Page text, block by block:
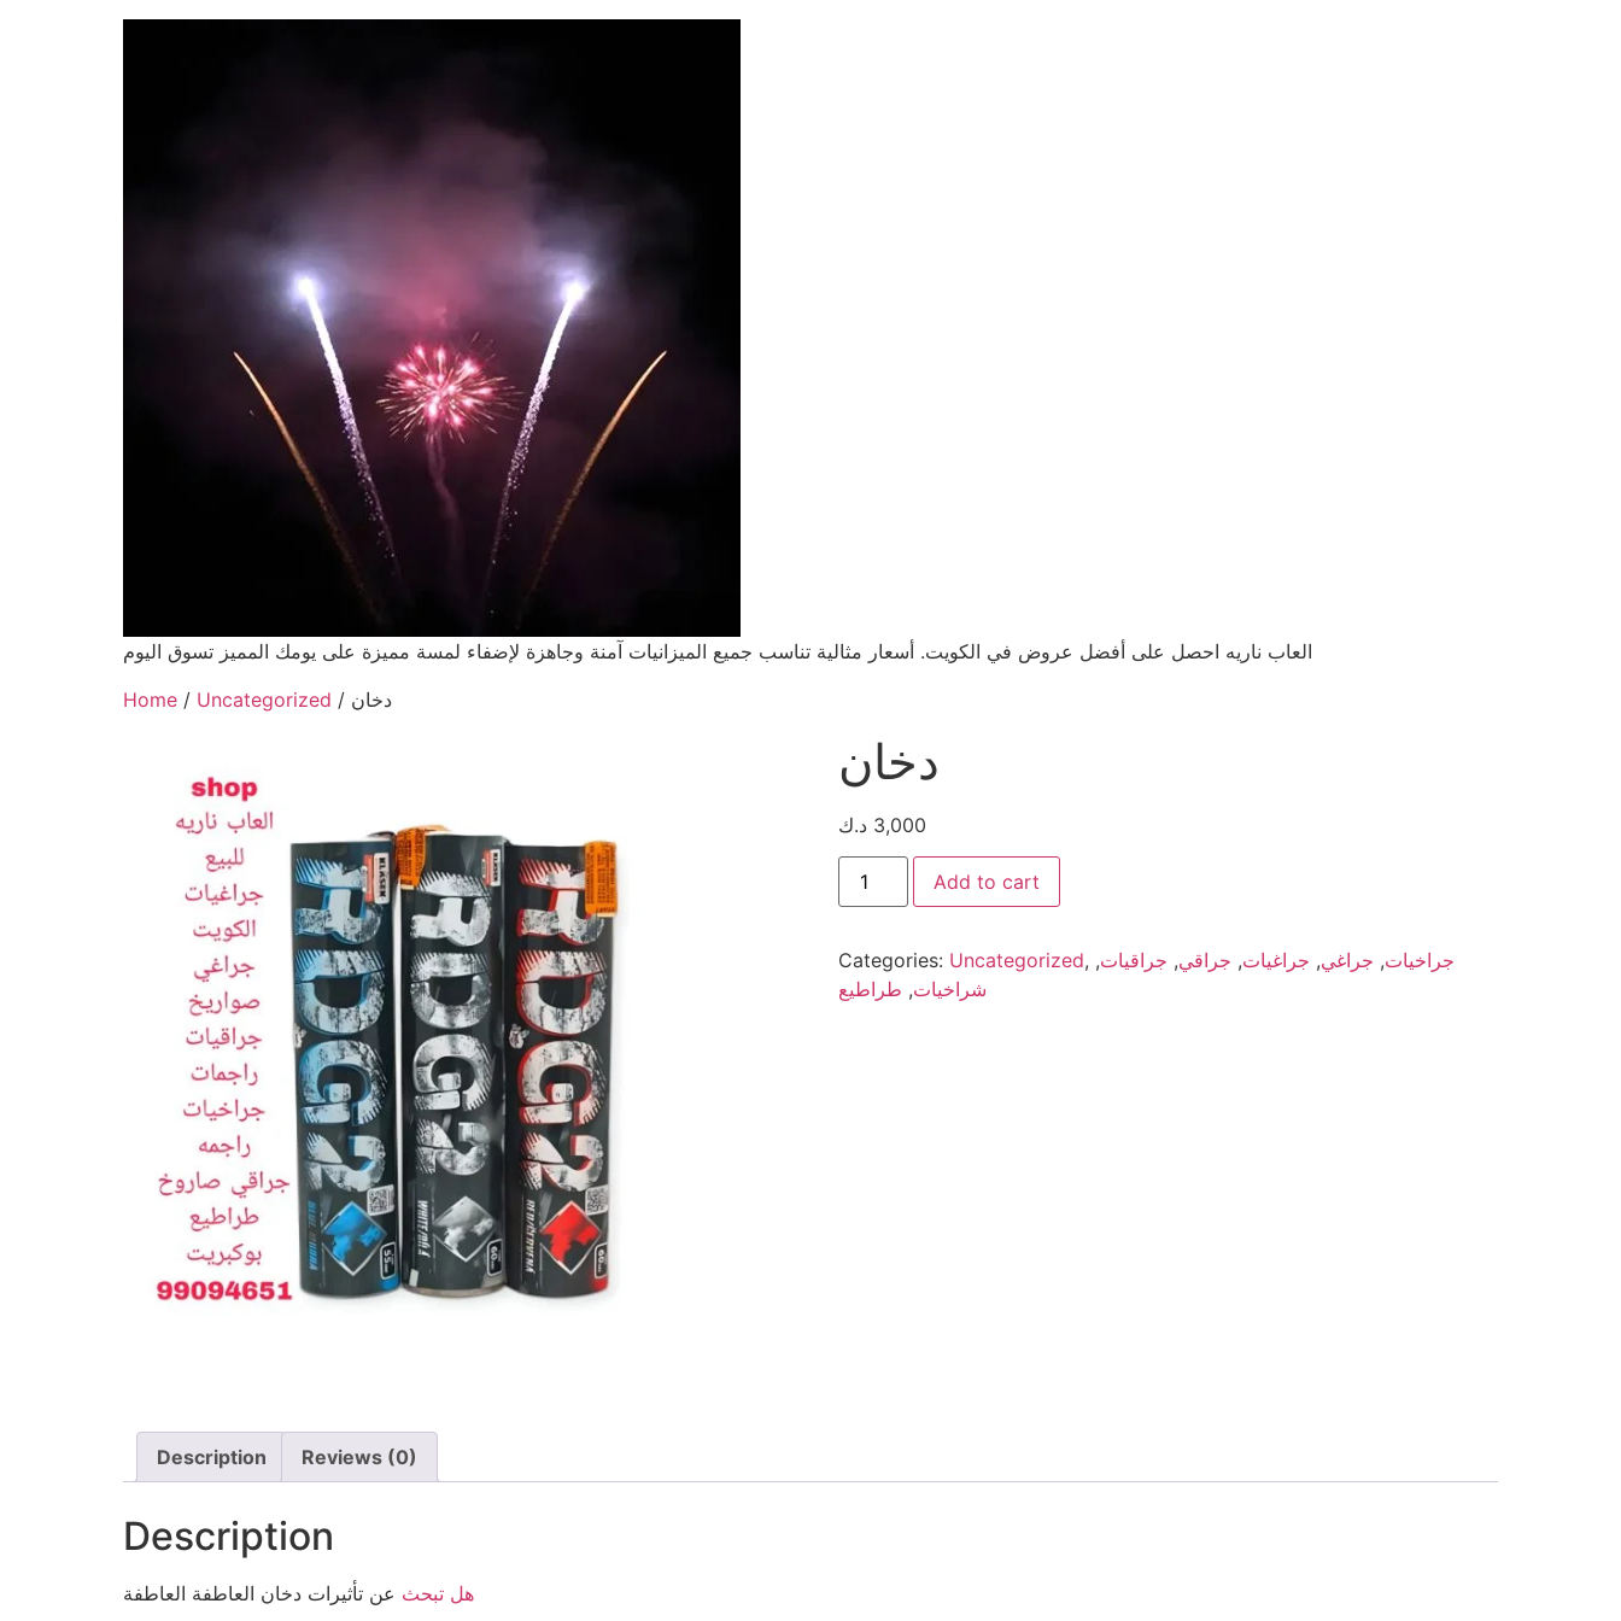
العاب ناريه احصل على أفضل عروض في الكويت. أسعار مثالية تناسب جميع الميزانيات آمنة وجاهزة لإضفاء لمسة مميزة على يومك المميز تسوق اليوم
Home / Uncategorized / دخان
دخان
3,000 د.ك
Add to cart
Categories: Uncategorized, جراخيات, جراغي, جراغيات, جراقي, جراقيات,
شراخيات, طراطيع
Description Reviews (0)
Description
هل تبحث عن تأثيرات دخان العاطفة العاطفة